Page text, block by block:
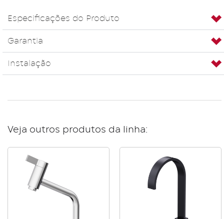
Especificações do Produto
Garantia
Instalação
Veja outros produtos da linha: